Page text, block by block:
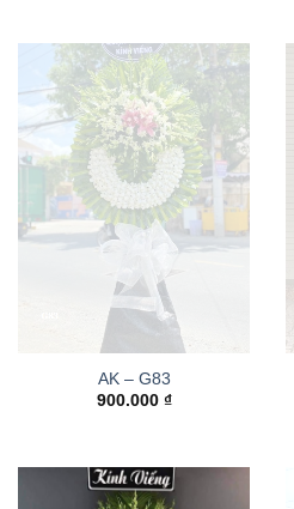
AK – G83
900.000 ₫